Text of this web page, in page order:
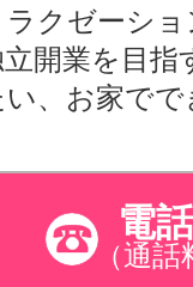
クゼーシ
開業を目指
、お家でで
電
（通話